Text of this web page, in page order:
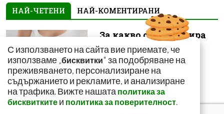
НАЙ-ЧЕТЕНИ НАЙ-КОМЕНТИРАНИ
За какво сигнализира
болката ниско в
корема? Опасна ли е
С използването на сайта вие приемате, че
използваме „бисквитки" за подобряване на
преживяването, персонализиране на
съдържанието и рекламите, и анализиране
на трафика. Вижте нашата политика за
бисквитките и политика за поверителност.